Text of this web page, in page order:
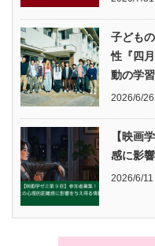
子ども
性『四
動の学習
2026/6/26
【映画
感に影
2026/6/11